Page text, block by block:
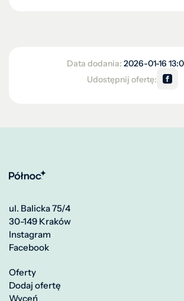
Data dodania: 2026-01-16
Udostępnij ofertę:
ul. Balicka 75/4
30-149 Kraków
Instagram
Facebook
Oferty
Dodaj ofertę
Wyceń